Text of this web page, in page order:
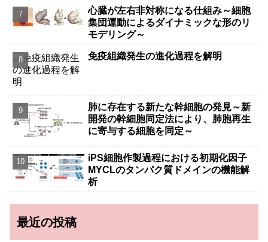
心臓が左右非対称になる仕組み～細胞
集団運動によるダイナミックな形のリ
モデリング～
免疫組織発生の進化過程を解明
肺に存在する新たな幹細胞の発見～新
開発の幹細胞同定法により、肺胞再生
に寄与する細胞を同定～
iPS細胞作製過程における初期化因子
MYCLのタンパク質ドメインの機能解
析
最近の投稿